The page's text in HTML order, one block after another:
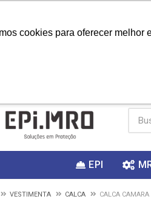
cookies para oferecer melhor
EPI
VESTIMENTA CALCA CALCA